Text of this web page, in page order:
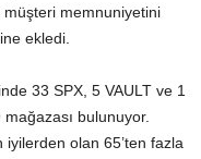
müşteri memnuniyetini
ekledi.
33 SPX, 5 VAULT ve 1
bulunuyor.
olan 65’ten fazla